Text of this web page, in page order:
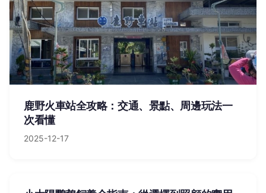
鹿野火車站全攻略：交通、景點、周邊玩法一
次看懂
2025-12-17